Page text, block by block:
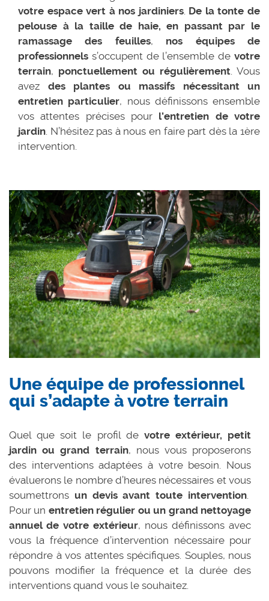
votre espace vert à nos jardiniers. De la tonte de
pelouse à la taille de haie, en passant par le
ramassage des feuilles, nos équipes de
professionnels s’occupent de l’ensemble de votre
terrain, ponctuellement ou régulièrement . Vous
avez des plantes ou massifs nécessitant un
entretien particulier, nous définissons ensemble
vos attentes précises pour l’entretien de votre
jardin . N’hésitez pas à nous en faire part dès la 1ère
intervention.
Une équipe de professionnel
qui s’adapte à votre terrain
Quel que soit le profil de votre extérieur, petit
jardin ou grand terrain, nous vous proposerons
des interventions adaptées à votre besoin. Nous
évaluerons le nombre d’heures nécessaires et vous
soumettrons un devis avant toute intervention
Pour un entretien régulier ou un grand nettoyage
annuel de votre extérieur, nous définissons avec
vous la fréquence d’intervention nécessaire pour
répondre à vos attentes spécifiques. Souples, nous
pouvons modifier la fréquence et la durée des
interventions quand vous le souhaitez.